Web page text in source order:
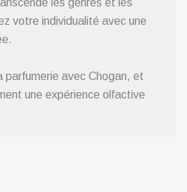
les genres et les
votre individualité avec une
parfumerie avec Chogan, et
une expérience olfactive